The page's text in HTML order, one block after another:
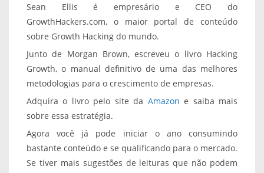
Sean Ellis é empresário e CEO do
GrowthHackers.com, o maior portal de conteúdo
sobre Growth Hacking do mundo.
Junto de Morgan Brown, escreveu o livro Hacking
Growth, o manual definitivo de uma das melhores
metodologias para o crescimento de empresas.
Adquira o livro pelo site da Amazon e saiba mais
sobre essa estratégia.
Agora você já pode iniciar o ano consumindo
bastante conteúdo e se qualificando para o mercado.
Se tiver mais sugestões de leituras que não podem